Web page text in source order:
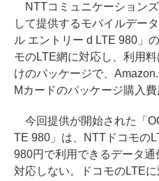
NTTコミュニケーション
して提供するモバイルデー
ル エントリー d LTE 980」
モのLTE網に対応し、利用
けのパッケージで、
Mカードのパッケージ購入費
今回提供が開始された「
TE 980」は、NTTドコモの
980円で利用できるデータ
対応しない。ドコモのLTE